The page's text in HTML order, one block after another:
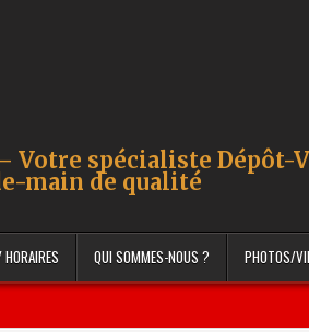
Votre spécialiste Dépôt-
main de qualité
QUI SOMMES-NOUS ? PHOTOS/